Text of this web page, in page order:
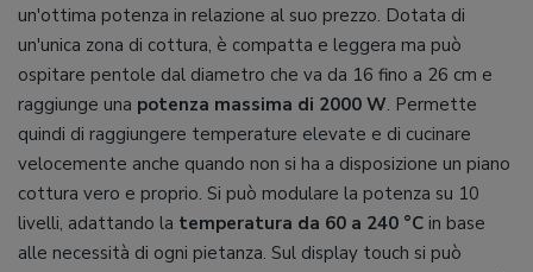
un'ottima potenza in relazione al suo prezzo. Dotata di
un'unica zona di cottura, è compatta e leggera ma può
ospitare pentole dal diametro che va da 16 fino a 26 cm e
raggiunge una potenza massima di 2000 W. Permette
quindi di raggiungere temperature elevate e di cucinare
velocemente anche quando non si ha a disposizione un piano
cottura vero e proprio. Si può modulare la potenza su 10
livelli, adattando la temperatura da 60 a 240 °C in base
alle necessità di ogni pietanza. Sul display touch si può